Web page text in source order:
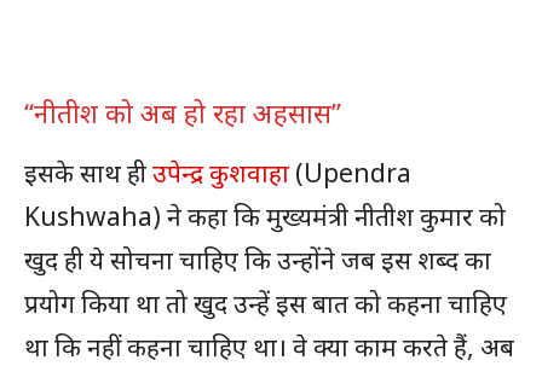
“नीतीश को अब हो रहा अहसास”
इसके साथ हीउपेन्द्र कुशवाहा (Upendra
Kushwaha) ने कहा कि मुख्यमंत्री नीतीश कुमार को
खुद ही ये सोचना चाहिए कि उन्होंने जब इस शब्द का
प्रयोग किया था तो खुद उन्हें इस बात को कहना चाहिए
था कि नहीं कहना चाहिए था। वे क्या काम करते हैं, अब